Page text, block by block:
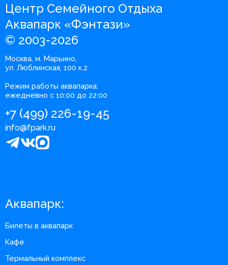
Центр Семейного Отдыха
Аквапарк «Фэнтази»
© 2003-2026
Москва, м. Марьино,
ул. Люблинская, 100 к.2
Режим работы аквапарка:
ежедневно с 10:00 до 22:00
+7 (499) 226-19-45
info@fpark.ru
Аквапарк:
Билеты в аквапарк
Кафе
Термальный комплекс